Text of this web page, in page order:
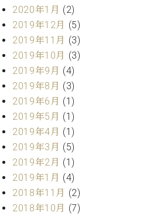
ピ
ノ
C.
ベ
ヒ
シ
ュ
タ
イ
ン
ア
カ
デ
ミ
の
コ
シ
ェ
ル
ジ
ュ
ア
セ
ス
セン
トラ
ム東
京の
ご案
2020年1月 (2)
2019年12月 (5)
2019年11月 (3)
2019年10月 (3)
2019年9月 (4)
2019年8月 (3)
2019年6月 (1)
2019年5月 (1)
2019年4月 (1)
2019年3月 (5)
2019年2月 (1)
2019年1月 (4)
2018年11月 (2)
2018年10月 (7)